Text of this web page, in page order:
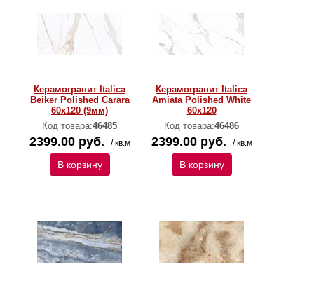
Керамогранит Italica
Beiker Polished Carara
60х120 (9мм)
Код товара:46485
2399.00 руб. / кв.м
В корзину
Керамогранит Italica
Amiata Polished White
60х120
Код товара:46486
2399.00 руб. / кв.м
В корзину